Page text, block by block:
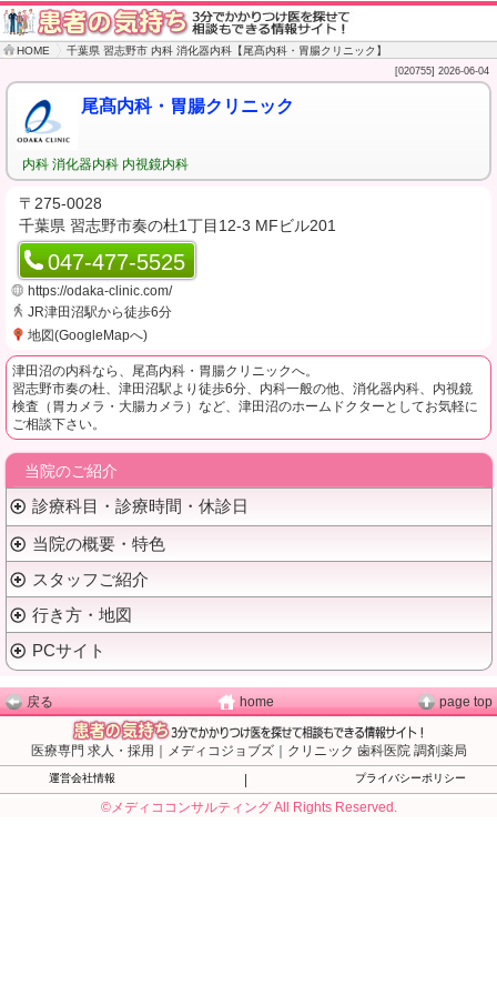
HOME 千葉県 習志野市 内科 消化器内科【尾髙内科・胃腸クリニック】
[020755] 2026-06-04
尾髙内科・胃腸クリニック
内科 消化器内科 内視鏡内科
〒275-0028
千葉県 習志野市奏の杜1丁目12-3 MFビル201
047-477-5525
https://odaka-clinic.com/
JR津田沼駅から徒歩6分
地図(GoogleMapへ)
津田沼の内科なら、尾髙内科・胃腸クリニックへ。
習志野市奏の杜、津田沼駅より徒歩6分、内科一般の他、消化器内科、内視鏡
検査（胃カメラ・大腸カメラ）など、津田沼のホームドクターとしてお気軽に
ご相談下さい。
当院のご紹介
診療科目・診療時間・休診日
当院の概要・特色
スタッフご紹介
行き方・地図
PCサイト
戻る home page top
医療専門 求人・採用｜メディコジョブズ｜クリニック 歯科医院 調剤薬局
運営会社情報 プライバシーポリシー
©メディココンサルティング All Rights Reserved.